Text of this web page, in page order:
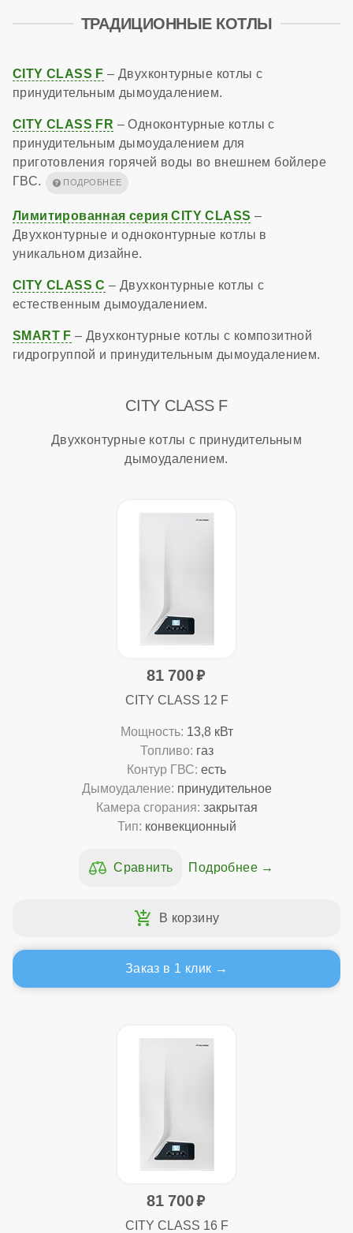
ТРАДИЦИОННЫЕ КОТЛЫ
CITY CLASS F – Двухконтурные котлы с
принудительным дымоудалением.
CITY CLASS FR – Одноконтурные котлы с
принудительным дымоудалением для
приготовления горячей воды во внешнем бойлере
ГВС.
Лимитированная серия CITY CLASS –
Двухконтурные и одноконтурные котлы в
уникальном дизайне.
CITY CLASS C – Двухконтурные котлы с
естественным дымоудалением.
SMART F – Двухконтурные котлы с композитной
гидрогруппой и принудительным дымоудалением.
CITY CLASS F
Двухконтурные котлы с принудительным
дымоудалением.
81 700
CITY CLASS 12 F
Мощность: 13,8 кВт
Топливо: газ
Контур ГВС: есть
Дымоудаление: принудительное
Камера сгорания: закрытая
Тип: конвекционный
Подробнее
Заказ в 1 клик
81 700
CITY CLASS 16 F